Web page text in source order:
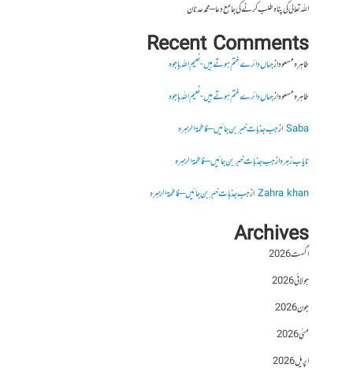
اللہ تعالیٰ کی پناہ طلب کرنے کی جامع دعا – محمد عدنان
Recent Comments
طاہرہ مسعودازجہاں دائرے ختم ہوتے ہیں- نعیم اللہ باجوہ
طاہرہ مسعودازجہاں دائرے ختم ہوتے ہیں- نعیم اللہ باجوہ
Sabaازجب جذبات خبر بن جائیں – فاطمۃالزہرہ
نایاب زہرہازجب جذبات خبر بن جائیں – فاطمۃالزہرہ
Zahra khanازجب جذبات خبر بن جائیں – فاطمۃالزہرہ
Archives
اگست 2026
جولائی 2026
جون 2026
مئی 2026
اپریل 2026